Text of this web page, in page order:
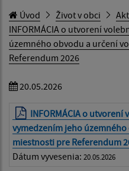
Úvod Život v obci
INFORMÁCIA o utvorení
územného obvodu a určení
Referendum 2026
20.05.2026
INFORMÁCIA o
vymedzením jeho
miestnosti pre Referendum
Dátum vyvesenia: 20.05.2026